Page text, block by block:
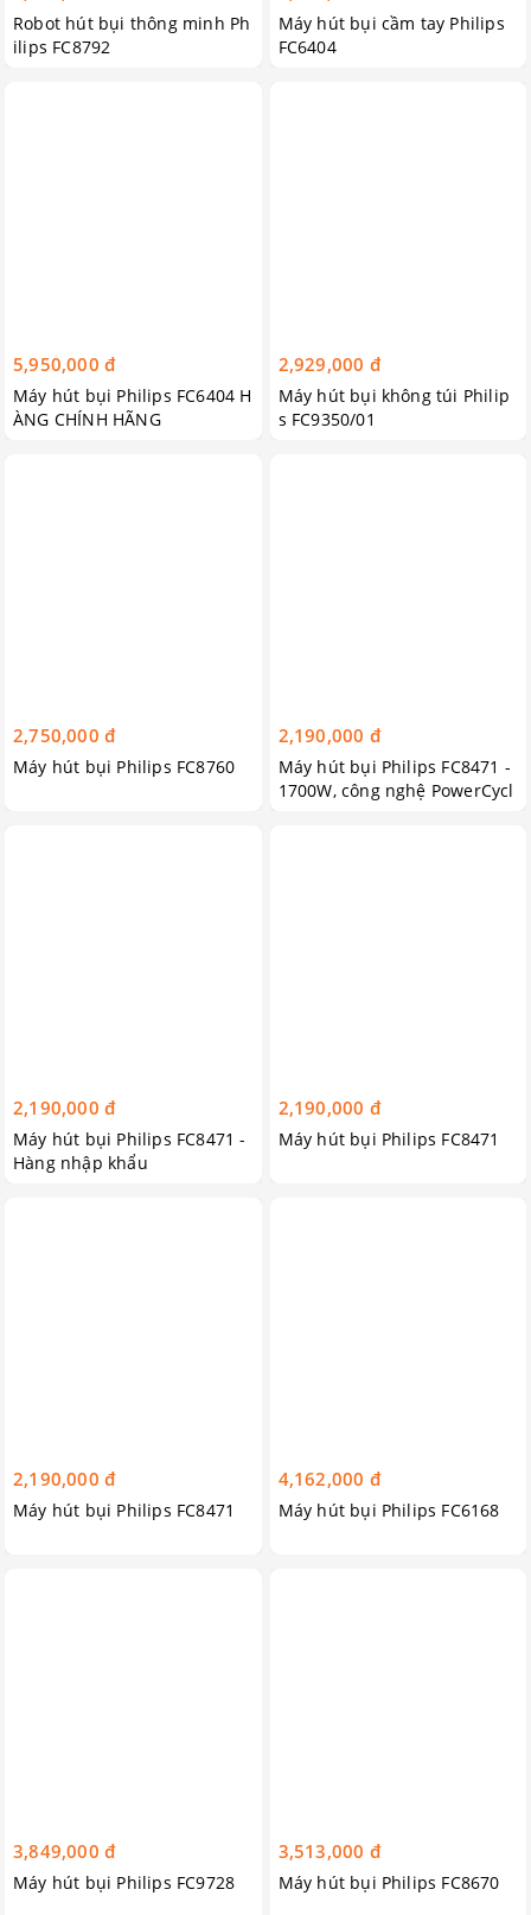
Robot hút bụi thông minh Ph
ilips FC8792
Máy hút bụi cầm tay Philips
FC6404
5,950,000 đ
Máy hút bụi Philips FC6404 H
ÀNG CHÍNH HÃNG
2,929,000 đ
Máy hút bụi không túi Philip
s FC9350/01
2,750,000 đ
Máy hút bụi Philips FC8760
2,190,000 đ
Máy hút bụi Philips FC8471 -
1700W, công nghệ PowerCycl
2,190,000 đ
Máy hút bụi Philips FC8471 -
Hàng nhập khẩu
2,190,000 đ
Máy hút bụi Philips FC8471
2,190,000 đ
Máy hút bụi Philips FC8471
4,162,000 đ
Máy hút bụi Philips FC6168
3,849,000 đ
Máy hút bụi Philips FC9728
3,513,000 đ
Máy hút bụi Philips FC8670